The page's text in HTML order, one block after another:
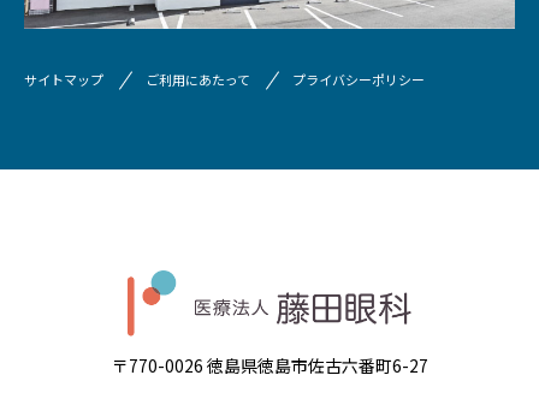
サイトマップ ご利用にあたって プライバシーポリシー
〒770-0026 徳島県徳島市佐古六番町6-27